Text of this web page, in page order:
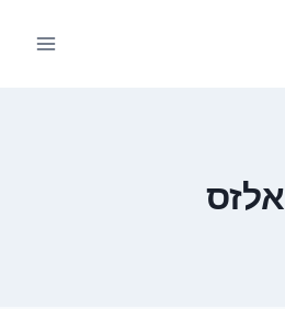
אלזס